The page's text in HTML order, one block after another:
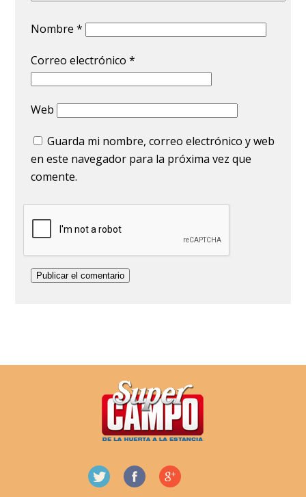
Nombre*
Correo electrónico*
Web
Guarda mi nombre, correo electrónico y web
en este navegador para la próxima vez que
comente.